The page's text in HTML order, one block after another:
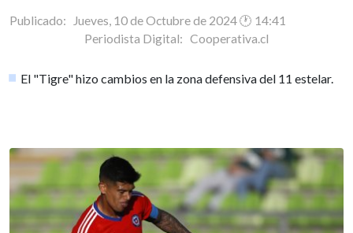
Publicado: Jueves, 10 de Octubre de 2024 🕐 14:41
Periodista Digital: Cooperativa.cl
El "Tigre" hizo cambios en la zona defensiva del 11 estelar.